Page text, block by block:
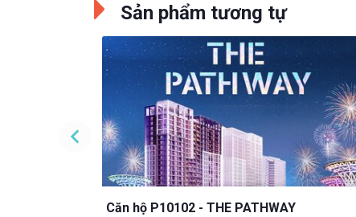
Sản phẩm tương tự
Căn hộ P10102 - THE PATHWAY